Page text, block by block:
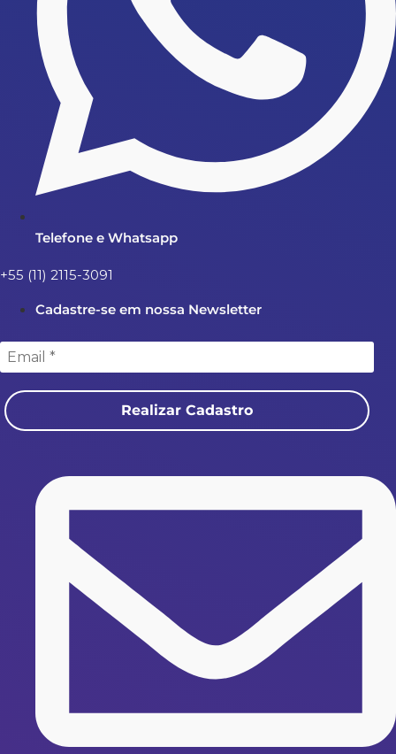
Telefone e Whatsapp
+55 (11) 2115-3091
Cadastre-se em nossa Newsletter
Realizar Cadastro